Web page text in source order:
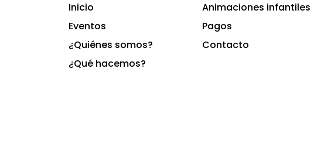
Inicio
Eventos
¿Quiénes somos?
¿Qué hacemos?
Animaciones infantiles
Pagos
Contacto